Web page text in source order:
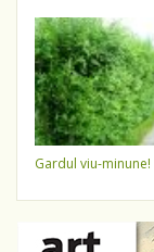
gardul viu-minune!